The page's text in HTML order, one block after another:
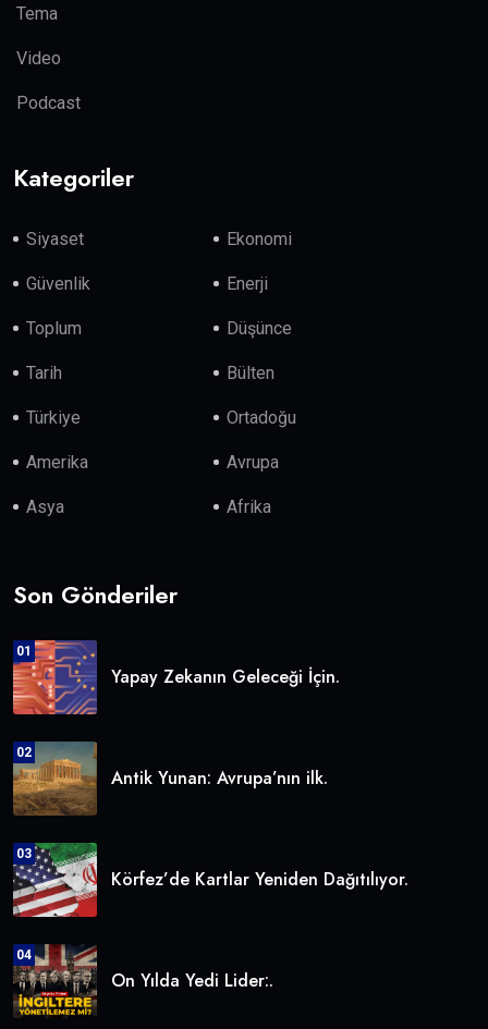
Tema
Video
Podcast
Kategoriler
Siyaset Ekonomi
Güvenlik Enerji
Toplum Düşünce
Tarih Bülten
Türkiye Ortadoğu
Amerika Avrupa
Asya Afrika
Son Gönderiler
01
Yapay Zekanın Geleceği İçin.
02
Antik Yunan: Avrupa’nın ilk.
03
Körfez’de Kartlar Yeniden Dağıtılıyor.
04
On Yılda Yedi Lider:.